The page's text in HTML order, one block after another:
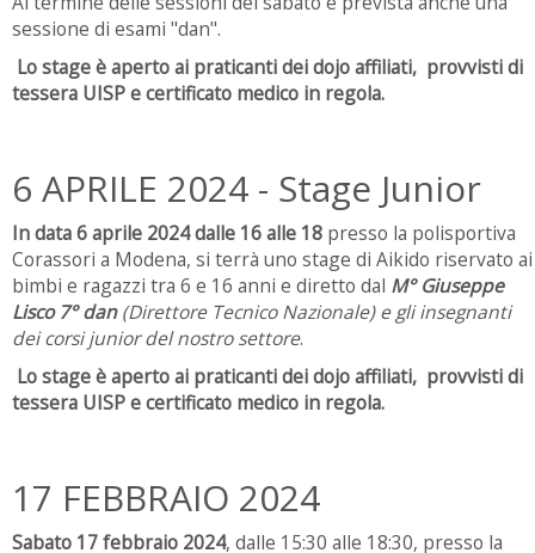
sessione di esami "dan".
Lo stage è aperto ai praticanti dei dojo affiliati, provvisti di
tessera UISP e certificato medico in regola.
6 APRILE 2024 - Stage Junior
In data 6 aprile 2024 dalle 16 alle 18 presso la polisportiva
Corassori a Modena, si terrà uno stage di Aikido riservato ai
bimbi e ragazzi tra 6 e 16 anni e diretto dal M° Giuseppe
Lisco 7° dan (Direttore Tecnico Nazionale) e gli insegnanti
dei corsi junior del nostro settore.
Lo stage è aperto ai praticanti dei dojo affiliati, provvisti di
tessera UISP e certificato medico in regola.
17 FEBBRAIO 2024
Sabato 17 febbraio 2024, dalle 15:30 alle 18:30, presso la